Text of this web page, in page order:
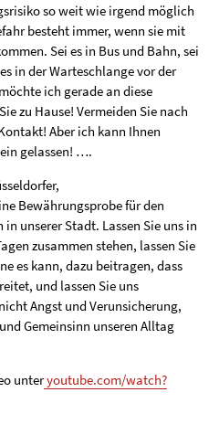
so weit wie irgend möglich
besteht immer, wenn sie mit
Sei es in Bus und Bahn, sei
in der Warteschlange vor der
ich gerade an diese
zu Hause! Vermeiden Sie nach
Aber ich kann Ihnen
gelassen! ….
Bewährungsprobe für den
unserer Stadt. Lassen Sie uns in
zusammen stehen, lassen Sie
es kann, dazu beitragen, dass
und lassen Sie uns
Angst und Verunsicherung,
Gemeinsinn unseren Alltag
unteryoutube.com/watch?